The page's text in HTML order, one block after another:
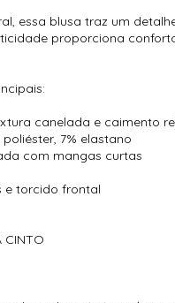
essa blusa traz um
proporciona
canelada e caimento
7% elastano
com mangas curtas
e torcido frontal
CINTO